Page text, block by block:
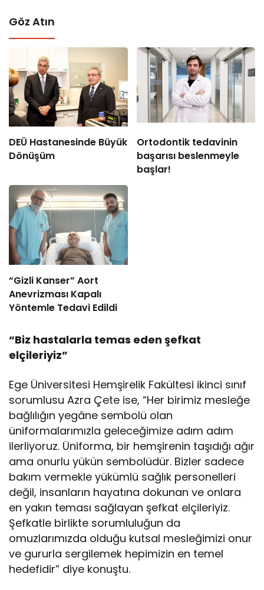
Göz Atın
DEÜ Hastanesinde Büyük
Dönüşüm
Ortodontik tedavinin
başarısı beslenmeyle
başlar!
“Gizli Kanser” Aort
Anevrizması Kapalı
Yöntemle Tedavi Edildi
“Biz hastalarla temas eden şefkat
elçileriyiz”
Ege Üniversitesi Hemşirelik Fakültesi ikinci sınıf
sorumlusu Azra Çete ise, “Her birimiz mesleğe
bağlılığın yegâne sembolü olan
üniformalarımızla geleceğimize adım adım
ilerliyoruz. Üniforma, bir hemşirenin taşıdığı ağır
ama onurlu yükün sembolüdür. Bizler sadece
bakım vermekle yükümlü sağlık personelleri
değil, insanların hayatına dokunan ve onlara
en yakın teması sağlayan şefkat elçileriyiz.
Şefkatle birlikte sorumluluğun da
omuzlarımızda olduğu kutsal mesleğimizi onur
ve gururla sergilemek hepimizin en temel
hedefidir” diye konuştu.